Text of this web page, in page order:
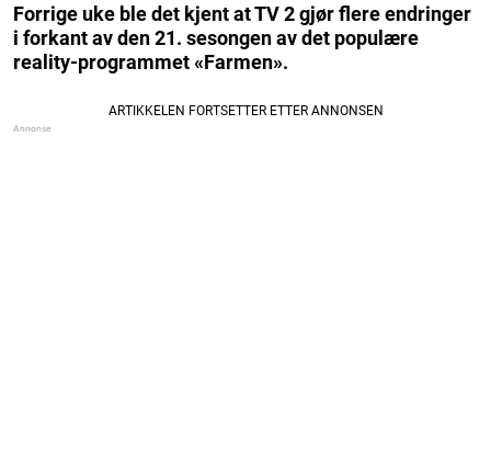
Forrige uke ble det kjent at TV 2 gjør flere endringer
i forkant av den 21. sesongen av det populære
reality-programmet «Farmen».